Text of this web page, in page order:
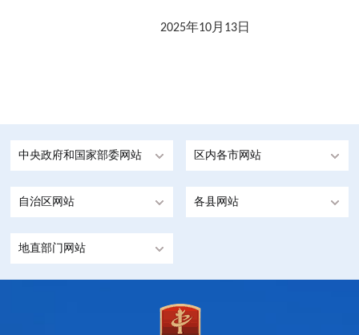
2025年10月 13日
中央政府和国家部委网站 区内各市网站
自治区网站 各县网站
地直部门网站